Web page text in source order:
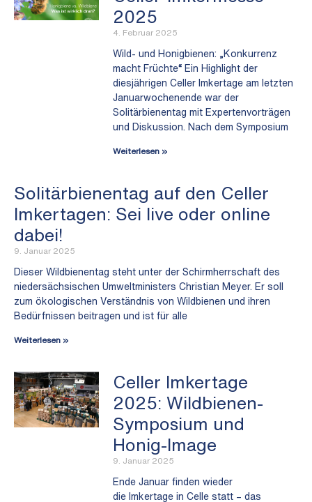
2025
4. Februar 2025
Wild- und Honigbienen: „Konkurrenz
macht Früchte“ Ein Highlight der
diesjährigen Celler Imkertage am letzten
Januarwochenende war der
Solitärbienentag mit Expertenvorträgen
und Diskussion. Nach dem Symposium
Weiterlesen »
Solitärbienentag auf den Celler
Imkertagen: Sei live oder online
dabei!
9. Januar 2025
Dieser Wildbienentag steht unter der Schirmherrschaft des
niedersächsischen Umweltministers Christian Meyer. Er soll
zum ökologischen Verständnis von Wildbienen und ihren
Bedürfnissen beitragen und ist für alle
Weiterlesen »
Celler Imkertage
2025: Wildbienen-
Symposium und
Honig-Image
9. Januar 2025
Ende Januar finden wieder
die Imkertage in Celle statt – das